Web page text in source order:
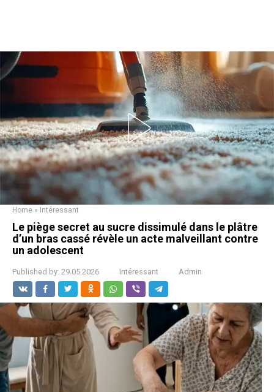
Home » Intéressant
Le piège secret au sucre dissimulé dans le plâtre
d’un bras cassé révèle un acte malveillant contre
un adolescent
Published by: 29.05.2026 Intéressant Admin